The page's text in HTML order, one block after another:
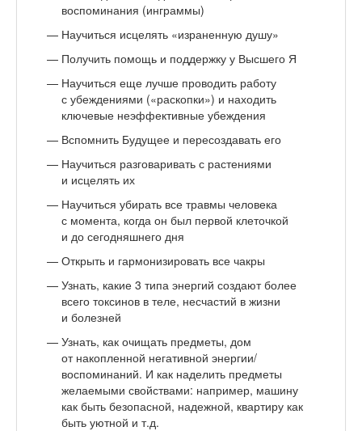
воспоминания (инграммы)
Научиться исцелять «израненную душу»
Получить помощь и поддержку у Высшего Я
Научиться еще лучше проводить работу
с убеждениями («раскопки») и находить
ключевые неэффективные убеждения
Вспомнить Будущее и пересоздавать его
Научиться разговаривать с растениями
и исцелять их
Научиться убирать все травмы человека
с момента, когда он был первой клеточкой
и до сегодняшнего дня
Открыть и гармонизировать все чакры
Узнать, какие 3 типа энергий создают более
всего токсинов в теле, несчастий в жизни
и болезней
Узнать, как очищать предметы, дом
от накопленной негативной энергии/
воспоминаний. И как наделить предметы
желаемыми свойствами: например, машину
как быть безопасной, надежной, квартиру как
быть уютной и т.д.